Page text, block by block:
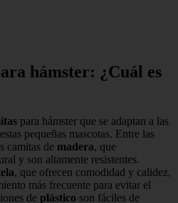
hámster: ¿Cuál es
para hámster que se adaptan a las
pequeñas mascotas. Entre las
camitas de madera, que
y son altamente resistentes.
, que ofrecen comodidad y calidez,
más frecuente para evitar el
de plástico son fáciles de